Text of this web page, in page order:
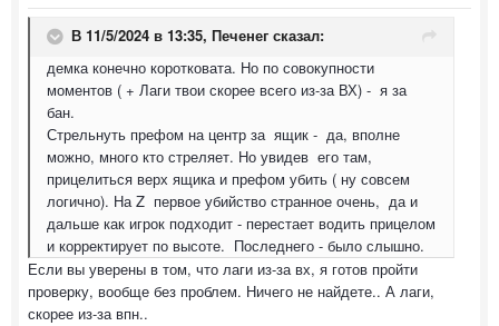
В 11/5/2024 в 13:35, Печенег сказал:
демка конечно коротковата. Но по совокупности
моментов ( + Лаги твои скорее всего из-за ВХ) - я за
бан.
Стрельнуть префом на центр за ящик - да, вполне
можно, много кто стреляет. Но увидев его там,
прицелиться верх ящика и префом убить ( ну совсем
логично). На Z первое убийство странное очень, да и
дальше как игрок подходит - перестает водить прицелом
и корректирует по высоте. Последнего - было слышно.
Если вы уверены в том, что лаги из-за вх, я готов пройти
проверку, вообще без проблем. Ничего не найдете.. А лаги,
скорее из-за впн..